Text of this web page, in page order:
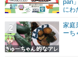
pan
にわ
家庭
ーち
2